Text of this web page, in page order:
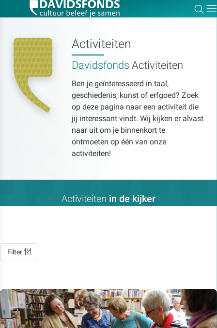
Activiteiten
Davidsfonds Activiteiten
Ben je geïnteresseerd in taal,
geschiedenis, kunst of erfgoed? Zoek
op deze pagina naar een activiteit die
jij interessant vindt. Wij kijken er alvast
naar uit om je binnenkort te
ontmoeten op één van onze
activiteiten!
Activiteiten in de kijker
Filter
Zoek:
Zoeken